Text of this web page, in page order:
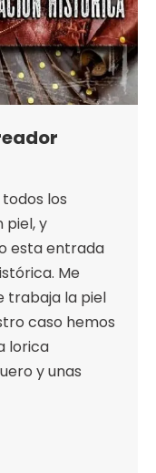
los
piel, y
esta entrada
Me
trabaja la piel
caso hemos
lorica
y unas